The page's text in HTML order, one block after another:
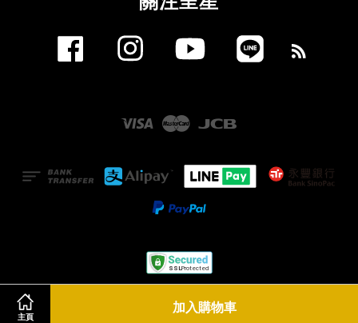
主頁
加入購物車
Facebook Instagram YouTube
Visa Master
隱私政策|退款政策